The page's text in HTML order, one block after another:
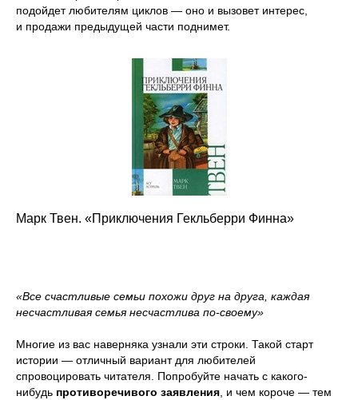
подойдет любителям циклов — оно и вызовет интерес,
и продажи предыдущей части поднимет.
Марк Твен. «Приключения Гекльберри Финна»
«Все счастливые семьи похожи друг на друга, каждая
несчастливая семья несчастлива по-своему»
Многие из вас наверняка узнали эти строки. Такой старт
истории — отличный вариант для любителей
спровоцировать читателя. Попробуйте начать с какого-
нибудь противоречивого заявления , и чем короче — тем